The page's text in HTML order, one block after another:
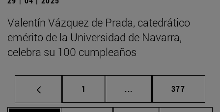
Valentín Vázquez de Prada, catedrático
emérito de la Universidad de Navarra,
celebra su 100 cumpleaños
Página
1 ... Páginas intermedias
Página
377